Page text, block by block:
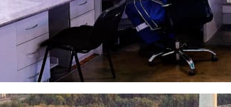
СМК является одной из
процессов организации. В
установлены критерии
анализа происходит донастройка
«слабые места» в процессах,